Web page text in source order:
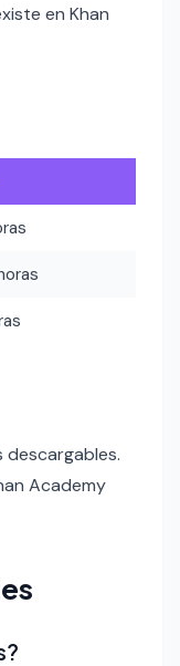
en Khan
Academy